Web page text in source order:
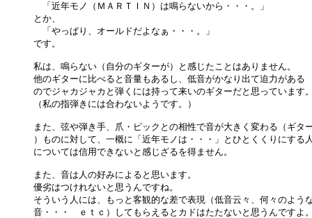
「近年モノ（ＭＡＲＴＩＮ）は鳴らないから・・・。」
とか、
「やっぱり、オールドだよなぁ・・・。」
です。
私は、鳴らない（自分のギターが）と感じたことはありません。
他のギターに比べると音量もあるし、低音がかなり出て迫力がある
のでジャカジャカと弾くには持って来いのギターだと思っています
（私の指弾きには合わないようです。）
また、弦や弾き手、爪・ピックとの相性で音が大きく変わる（ギタ
）ものに対して、一概に「近年モノは・・・」とひとくくりにする
については信用できないと感じざるを得ません。
また、音は人の好みによると思います。
優劣はつけれないと思うんですね。
そういう人には、もっと客観的な差で表現（低音云々、何々のよう
音・・・　ｅｔｃ）してもらえるとカドはたたないと思うんですよ